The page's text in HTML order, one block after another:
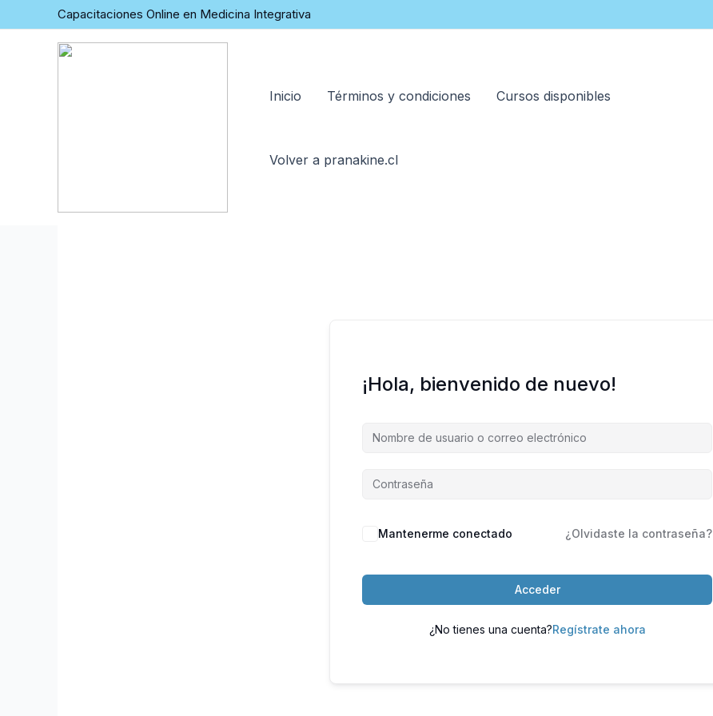
Capacitaciones Online en Medicina Integrativa
Inicio Términos y condiciones Cursos disponibles
Volver a pranakine.cl
¡Hola, bienvenido de nuevo!
Mantenerme conectado ¿Olvidaste la contraseña?
Acceder
¿No tienes una cuenta?Regístrate ahora